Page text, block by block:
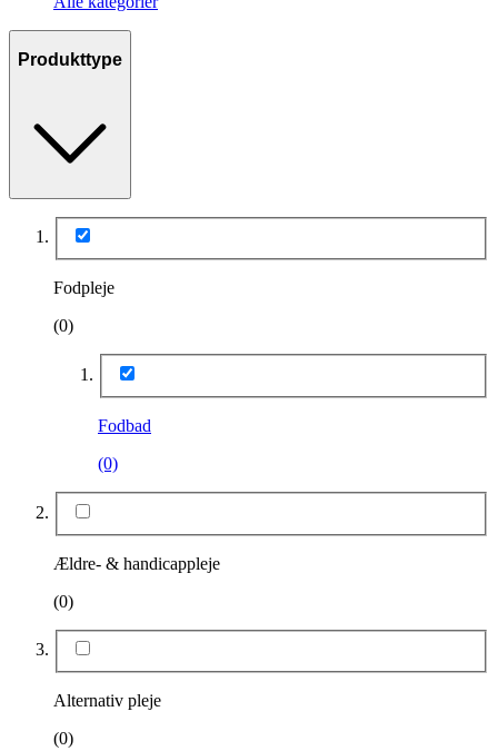
Produkttype
Fodpleje
(0)
Fodbad
(0)
Ældre- & handicappleje
(0)
Alternativ pleje
(0)